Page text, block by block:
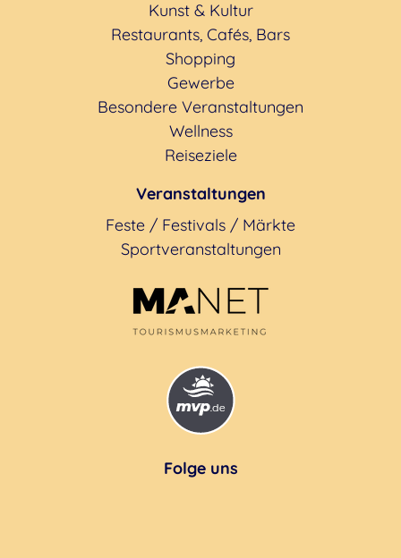
Kunst & Kultur
Restaurants, Cafés, Bars
Shopping
Gewerbe
Besondere Veranstaltungen
Wellness
Reiseziele
Veranstaltungen
Feste / Festivals / Märkte
Sportveranstaltungen
Folge uns